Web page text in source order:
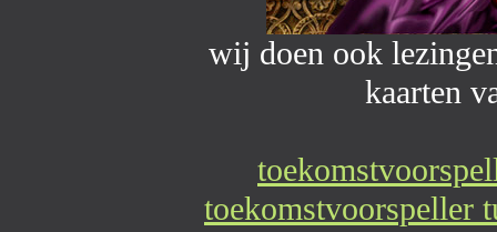
wij doen ook
kaarten
toekomstvoorspeller